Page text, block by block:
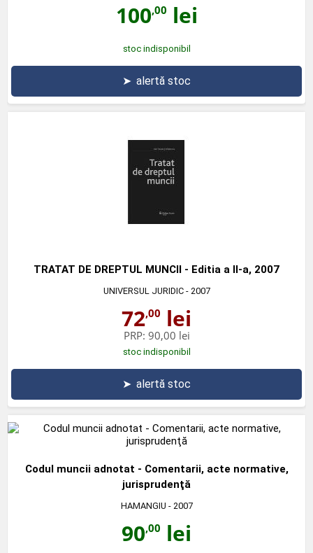
100,00 lei
stoc indisponibil
➤ alertă stoc
TRATAT DE DREPTUL MUNCII - Editia a II-a, 2007
UNIVERSUL JURIDIC- 2007
72,00 lei
PRP: 90,00 lei
stoc indisponibil
➤ alertă stoc
Codul muncii adnotat - Comentarii, acte normative,
jurisprudenţă
HAMANGIU - 2007
90,00 lei